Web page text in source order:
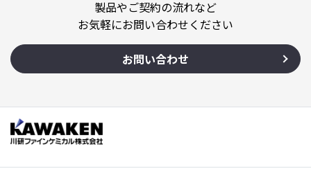
製品やご契約の流れなど
お気軽にお問い合わせください
お問い合わせ